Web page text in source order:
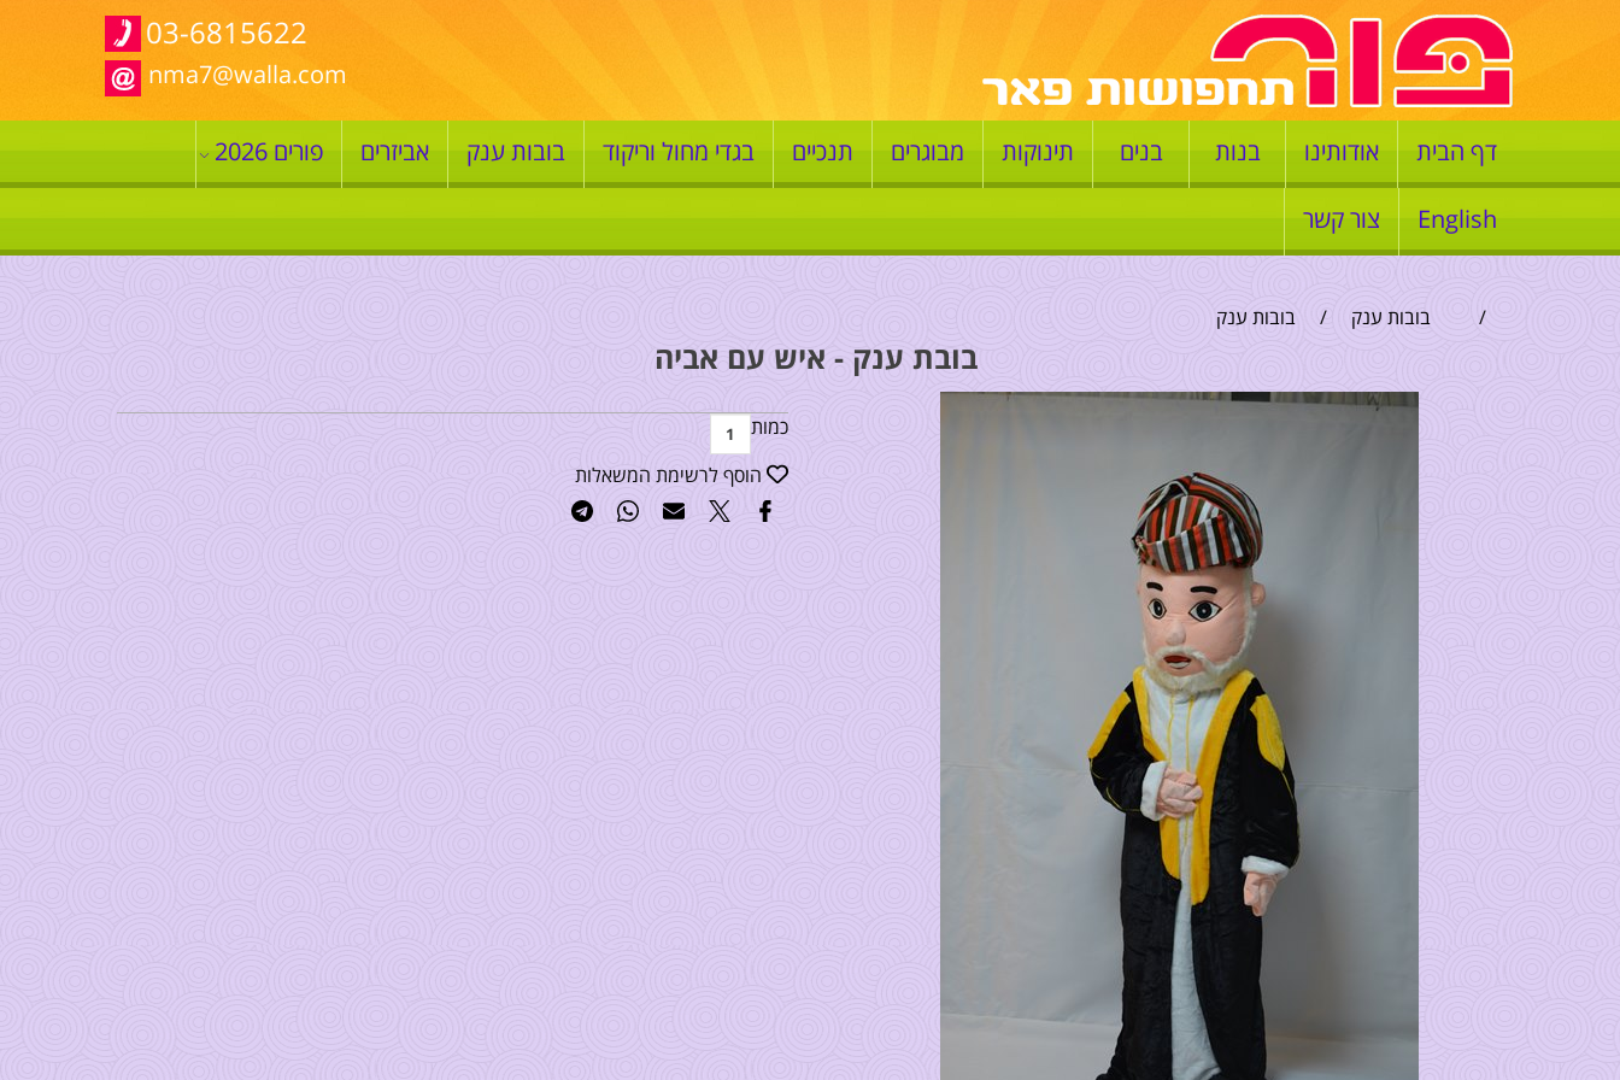
03-6815622
nma7@walla.com
דף הבית אודותינו בנות בנים תינוקות מבוגרים תנכיים בגדי מחול וריקוד בובות ענק אביזרים פורים 2026
English צור קשר
/ בובות ענק / בובות ענק
בובת ענק - איש עם אביה
כמות
הוסף לרשימת המשאלות